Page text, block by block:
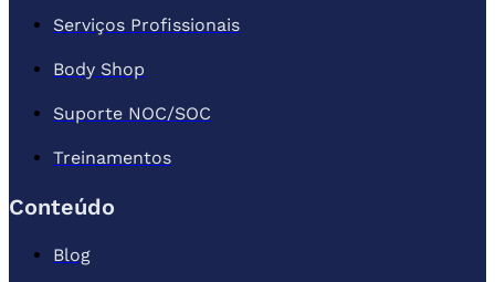
Serviços Profissionais
Body Shop
Suporte NOC/SOC
Treinamentos
Conteúdo
Blog